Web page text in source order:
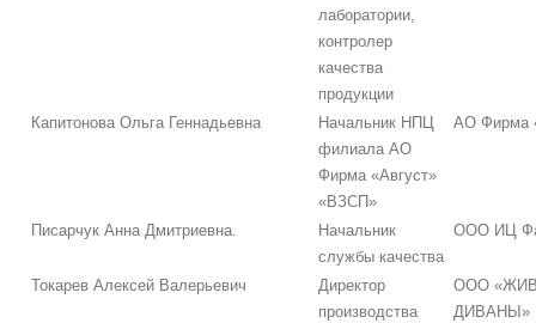
лаборатории,
контролер
качества
продукции
Капитонова Ольга Геннадьевна
Начальник НПЦ
филиала АО
Фирма «Август»
«ВЗСП»
АО Фирма
Писарчук Анна Дмитриевна.
Начальник
службы качества
ООО ИЦ
Токарев Алексей Валерьевич
Директор
производства
ООО
ДИВАНЫ»